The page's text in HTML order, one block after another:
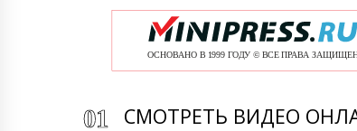
СМОТРЕТЬ ВИДЕО